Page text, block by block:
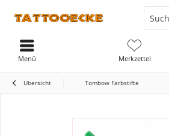
Merkzettel
Menü
Übersicht Tombow Farbstifte